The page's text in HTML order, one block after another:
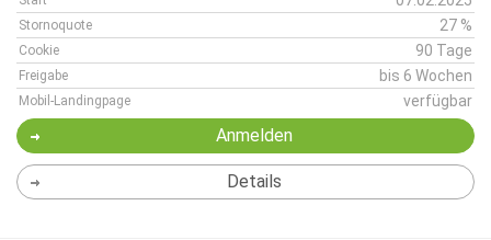
Stornoquote 27 %
Cookie 90 Tage
Freigabe bis 6 Wochen
Mobil-Landingpage verfügbar
Anmelden
Details